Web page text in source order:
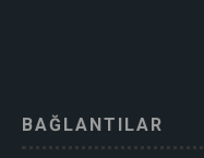
BAĞLANTILAR